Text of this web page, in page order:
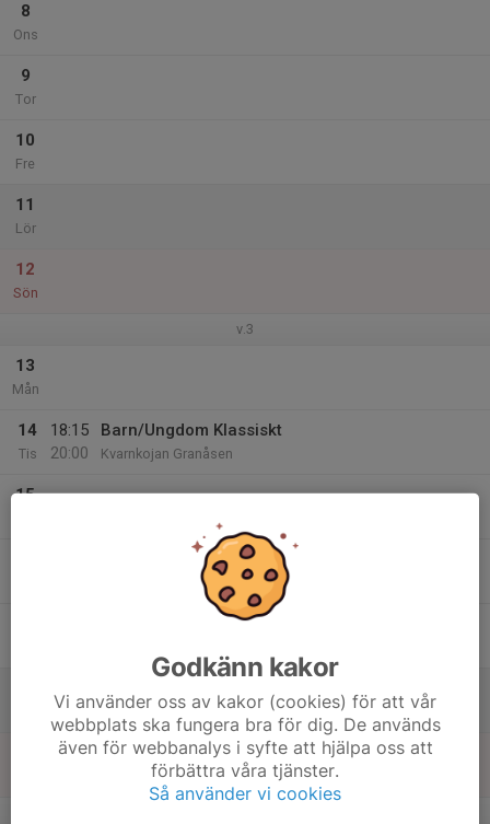
8
Ons
9
Tor
10
Fre
11
Lör
12
Sön
v.3
13
Mån
14
Tis
18:15
20:00
Barn/Ungdom Klassiskt
Kvarnkojan Granåsen
15
Godkänn kakor
Vi använder oss av kakor (cookies) för att vår
webbplats ska fungera bra för dig. De används
även för webbanalys i syfte att hjälpa oss att
förbättra våra tjänster.
Så använder vi cookies